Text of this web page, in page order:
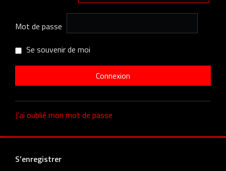
Mot de passe
Se souvenir de moi
J’ai oublié mon mot de passe
S’enregistrer